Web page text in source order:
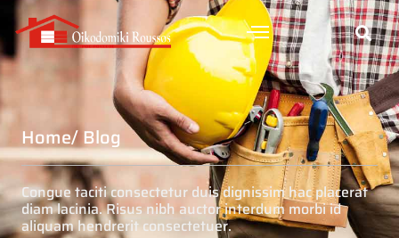
Home/ Blog
Congue taciti consectetur duis dignissim hac placerat
diam lacinia. Risus nibh auctor interdum morbi id
aliquam hendrerit consectetuer.